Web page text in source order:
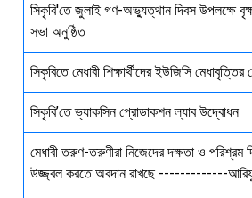
সিকৃবি'তে জুলাই গণ-অভ্যুত্থান দিবস উপলক্ষে
সভা অনুষ্ঠিত
সিকৃবিতে মেধাবী শিক্ষার্থীদের ইউজিসি
সিকৃবি’তে ভ্যাকসিন প্রোডাকশন ল্যাব উদ্বোধন
মেধাবী তরুণ-তরুণীরা নিজেদের দক্ষতা ও পরিশ্রম
উজ্জ্বল করতে অবদান রাখছে -------------